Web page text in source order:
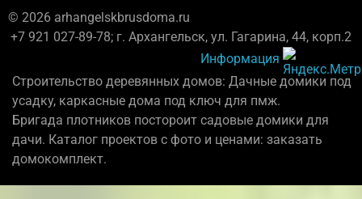
© 2026 arhangelskbrusdoma.ru
+7 921 027-89-78; г. Архангельск, ул. Гагарина, 44, корп.2
Информация
Строительство деревянных домов: Дачные домики под
усадку, каркасные дома под ключ для пмж.
Бригада плотников постороит садовые домики для
дачи. Каталог проектов с фото и ценами: заказать
домокомплект.